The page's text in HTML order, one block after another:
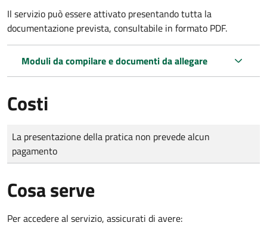
Il servizio può essere attivato presentando tutta la
documentazione prevista, consultabile in formato PDF.
Moduli da compilare e documenti da allegare
Costi
Tipo di pagamento
Importo
La presentazione della pratica non prevede alcun
pagamento
Cosa serve
Per accedere al servizio, assicurati di avere: